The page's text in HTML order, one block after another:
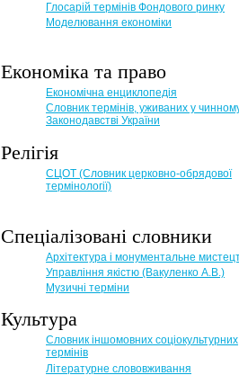
Глосарій термінів Фондового ринку
Моделювання економіки
Економіка та право
Eкономічна енциклопедія
Словник термінів, уживаних у
Законодавстві України
Релігія
СЦОТ (Словник церковно-обрядової
термінології)
Спеціалізовані словники
Архітектура і монументальне
Управління якістю (Вакуленко А.В.)
Музичні терміни
Культура
Словник іншомовних соціокультурних
термінів
Літературне слововживання